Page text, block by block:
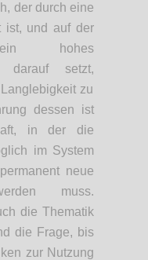
der durch eine
ist, und auf der
hohes
darauf setzt,
zu
dessen ist
in der die
im System
neue
muss.
die Thematik
die Frage, bis
zur Nutzung